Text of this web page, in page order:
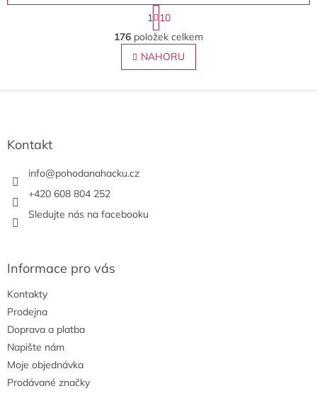
O
v
l
á
S
t
r
á
n
k
v
1 10
176 položek celkem
NAHORU
Kontakt
info@pohodanahacku.cz
+420 608 804 252
Sledujte nás na facebooku
Informace pro vás
Kontakty
Prodejna
Doprava a platba
Napište nám
Moje objednávka
Prodávané značky